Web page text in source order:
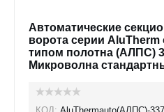
Автоматические
ворота серии
типом полотна (АЛПС)
Микроволна